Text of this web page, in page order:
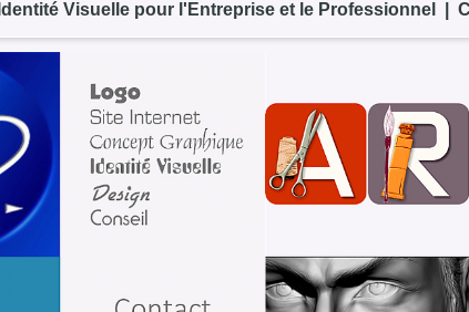
Identité Visuelle pour l'Entreprise et le Professionnel |